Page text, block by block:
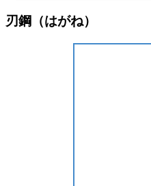
刃鋼（はがね）